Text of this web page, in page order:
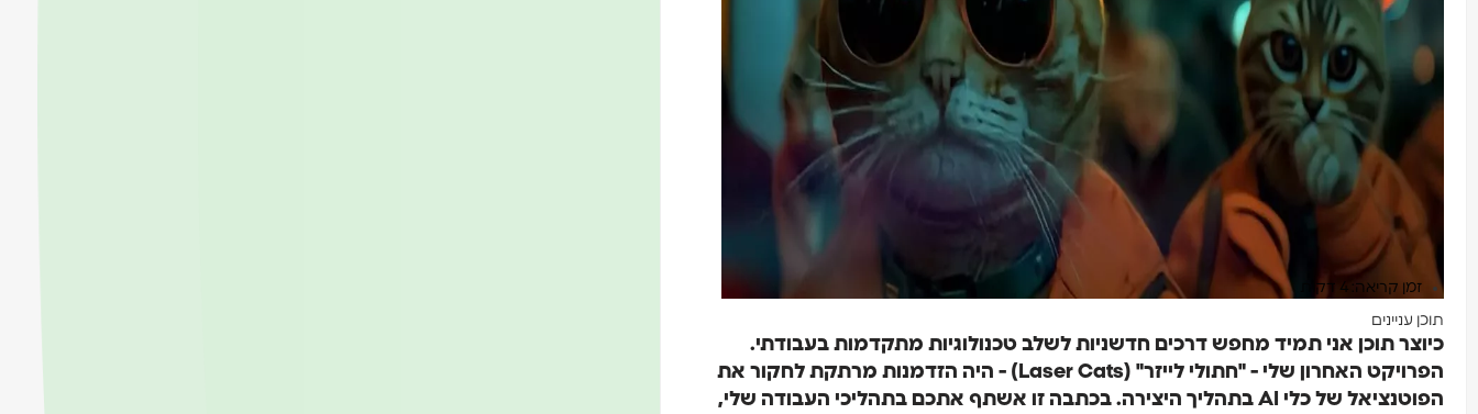
זמן קריאה: 4 דקות
תוכן עניינים
כיוצר תוכן אני תמיד מחפש דרכים חדשניות לשלב טכנולוגיות מתקדמות בעבודתי.
הפרויקט האחרון שלי - "חתולי לייזר" (Laser Cats) - היה הזדמנות מרתקת לחקור את
הפוטנציאל של כלי AI בתהליך היצירה. בכתבה זו אשתף אתכם בתהליכי העבודה שלי,